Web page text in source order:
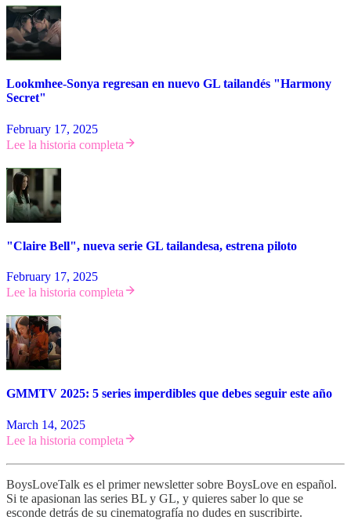
Lookmhee-Sonya regresan en nuevo GL tailandés "Harmony
Secret"
February 17, 2025
Lee la historia completa
"Claire Bell", nueva serie GL tailandesa, estrena piloto
February 17, 2025
Lee la historia completa
GMMTV 2025: 5 series imperdibles que debes seguir este año
March 14, 2025
Lee la historia completa
BoysLoveTalk es el primer newsletter sobre BoysLove en español.
Si te apasionan las series BL y GL, y quieres saber lo que se
esconde detrás de su cinematografía no dudes en suscribirte.